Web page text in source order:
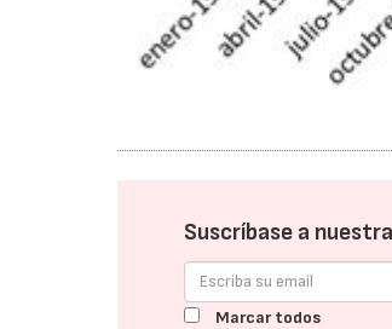
Suscríbase a
Marcar todos